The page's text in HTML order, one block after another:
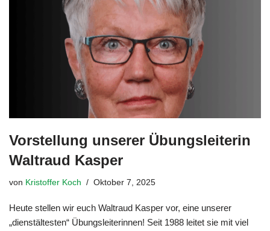
Vorstellung unserer Übungsleiterin
Waltraud Kasper
von Kristoffer Koch Oktober 7, 2025
Heute stellen wir euch Waltraud Kasper vor, eine unserer
„dienstältesten“ Übungsleiterinnen! Seit 1988 leitet sie mit viel